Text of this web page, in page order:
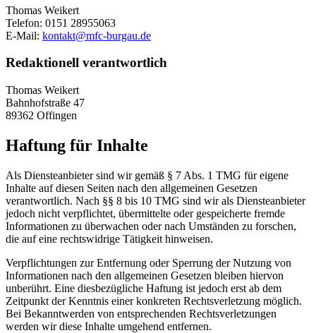
Thomas Weikert
Telefon: 0151 28955063
E-Mail: kontakt@mfc-burgau.de
Redaktionell verantwortlich
Thomas Weikert
Bahnhofstraße 47
89362 Offingen
Haftung für Inhalte
Als Diensteanbieter sind wir gemäß § 7 Abs. 1 TMG für eigene
Inhalte auf diesen Seiten nach den allgemeinen Gesetzen
verantwortlich. Nach §§ 8 bis 10 TMG sind wir als Diensteanbieter
jedoch nicht verpflichtet, übermittelte oder gespeicherte fremde
Informationen zu überwachen oder nach Umständen zu forschen,
die auf eine rechtswidrige Tätigkeit hinweisen.
Verpflichtungen zur Entfernung oder Sperrung der Nutzung von
Informationen nach den allgemeinen Gesetzen bleiben hiervon
unberührt. Eine diesbezügliche Haftung ist jedoch erst ab dem
Zeitpunkt der Kenntnis einer konkreten Rechtsverletzung möglich.
Bei Bekanntwerden von entsprechenden Rechtsverletzungen
werden wir diese Inhalte umgehend entfernen.